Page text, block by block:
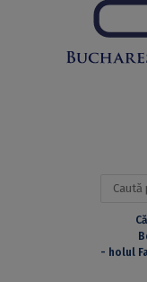
Caută
- holul